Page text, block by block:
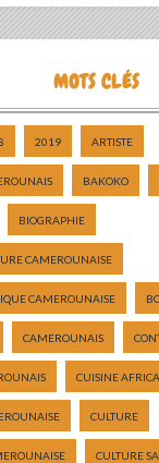
MOTS CLÉS
2019 ARTISTE
BAKOKO
BIOGRAPHIE
CAMEROUNAISE
CAMEROUNAISE
CAMEROUNAIS
CUISINE
CULTURE
CULTURE